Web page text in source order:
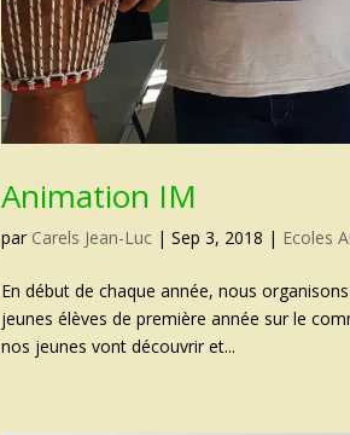
Animation IM
par Carels Jean-Luc |Sep 3, 2018 | Ecoles
En début de chaque année, nous
jeunes élèves de première année sur le
nos jeunes vont découvrir et...